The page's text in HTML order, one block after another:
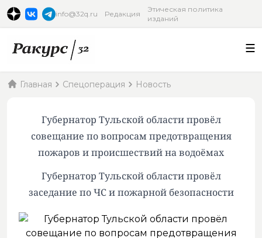
info@32q.ru Редакция
Этическая политика
изданий
Главная Спецоперация Новость
Губернатор Тульской области провёл
совещание по вопросам предотвращения
пожаров и происшествий на водоёмах
Губернатор Тульской области провёл
заседание по ЧС и пожарной безопасности